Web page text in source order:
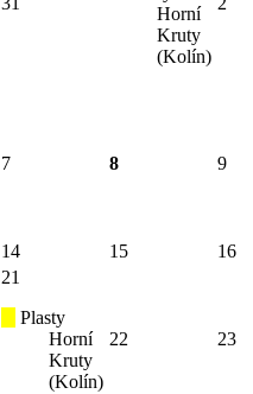
Horní
Kruty
(Kolín)
7 8 9
14 15
16
21
Plasty
Horní
Kruty
(Kolín)
22 23